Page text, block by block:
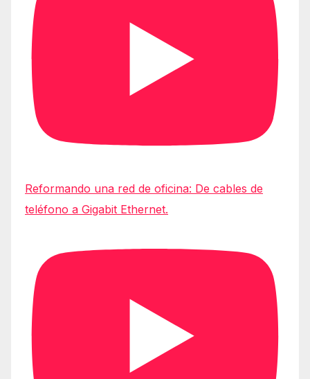
Reformando una red de oficina: De cables de
teléfono a Gigabit Ethernet.